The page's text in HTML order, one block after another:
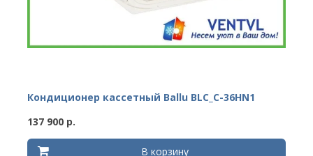
Кондиционер кассетный Ballu BLC_C-36HN1
137 900 р.
В корзину